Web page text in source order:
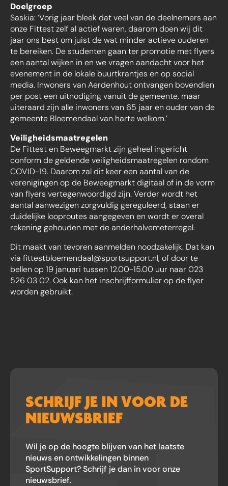
Doelgroep
Saskia: ‘Vorig jaar bleek dat veel van de deelnemers aan
onze Fittest zelf al actief waren, daarom doen wij dit
jaar ons best om juist de wat minder actieve ouderen
te bereiken. De studenten gaan ter promotie met flyers
een aantal wijken in en we vragen aandacht voor het
evenement in de lokale buurtkrantjes en op social
media. Inwoners van Aerdenhout ontvangen bovendien
per post een uitnodiging vanuit de gemeente, maar
uiteraard zijn alle inwoners van 65 jaar en ouder van de
gemeente Bloemendaal van harte welkom.’
Veiligheidsmaatregelen
De Fittest en Beweegmarkt zijn geheel ingericht
conform de geldende veiligheidsmaatregelen rondom
COVID-19. Daarom zal dit keer een aantal van de
verenigingen op de Beweegmarkt digitaal of in de vorm
van flyers vertegenwoordigd zijn. Verder wordt het
aantal aanwezigen zorgvuldig gereguleerd, staan er
duidelijke looproutes aangegeven en wordt er overal
rekening gehouden met de anderhalvemeterregel.
Dit maakt van tevoren aanmelden noodzakelijk. Dat kan
via fittestbloemendaal@sportsupport.nl, of door te
bellen op 19 januari tussen 12.00-15.00 uur naar 023
526 03 02. Ook kan het inschrijfformulier op de flyer
worden gebruikt.
SCHRIJF JE IN VOOR DE
NIEUWSBRIEF
Wil je op de hoogte blijven van het laatste
nieuws en ontwikkelingen binnen
SportSupport? Schrijf je dan in voor onze
nieuwsbrief.